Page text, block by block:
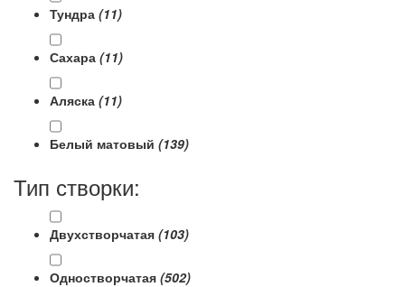
Тундра (11)
Сахара (11)
Аляска (11)
Белый матовый (139)
Тип створки:
Двухстворчатая (103)
Одностворчатая (502)